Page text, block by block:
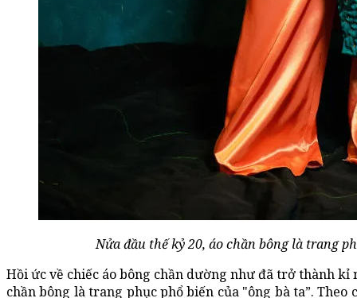
Nửa đầu thế kỷ 20, áo chần bông là trang
Hồi ức về chiếc áo bông chần dường như đã trở thành kỉ
chần bông là trang phục phổ biến của "ông bà ta”. Theo